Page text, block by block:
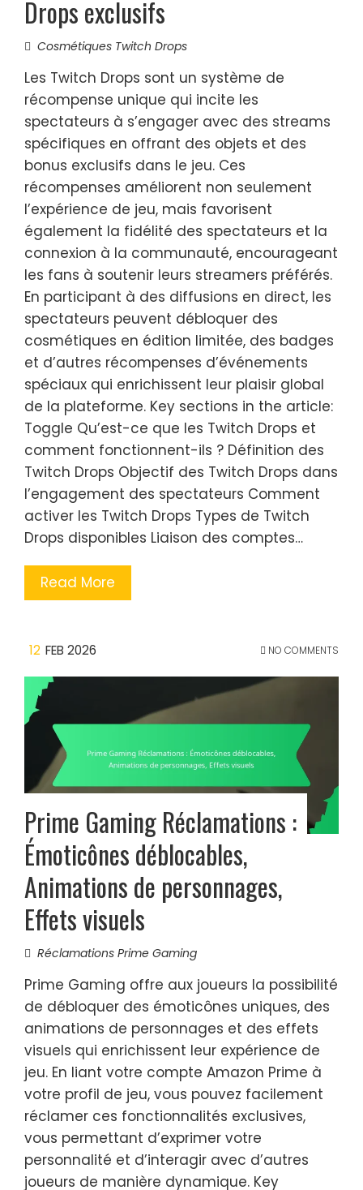
Drops exclusifs
Cosmétiques Twitch Drops
Les Twitch Drops sont un système de
récompense unique qui incite les
spectateurs à s’engager avec des streams
spécifiques en offrant des objets et des
bonus exclusifs dans le jeu. Ces
récompenses améliorent non seulement
l’expérience de jeu, mais favorisent
également la fidélité des spectateurs et la
connexion à la communauté, encourageant
les fans à soutenir leurs streamers préférés.
En participant à des diffusions en direct, les
spectateurs peuvent débloquer des
cosmétiques en édition limitée, des badges
et d’autres récompenses d’événements
spéciaux qui enrichissent leur plaisir global
de la plateforme. Key sections in the article:
Toggle Qu’est-ce que les Twitch Drops et
comment fonctionnent-ils ? Définition des
Twitch Drops Objectif des Twitch Drops dans
l’engagement des spectateurs Comment
activer les Twitch Drops Types de Twitch
Drops disponibles Liaison des comptes…
Read More
12 FEB 2026 NO COMMENTS
Prime Gaming Réclamations :
Émoticônes déblocables,
Animations de personnages,
Effets visuels
Réclamations Prime Gaming
Prime Gaming offre aux joueurs la possibilité
de débloquer des émoticônes uniques, des
animations de personnages et des effets
visuels qui enrichissent leur expérience de
jeu. En liant votre compte Amazon Prime à
votre profil de jeu, vous pouvez facilement
réclamer ces fonctionnalités exclusives,
vous permettant d’exprimer votre
personnalité et d’interagir avec d’autres
joueurs de manière dynamique. Key